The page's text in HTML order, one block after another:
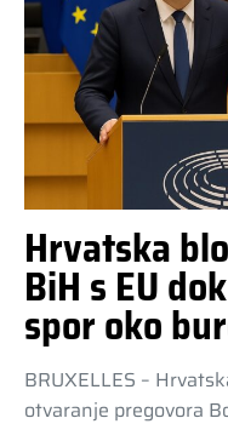
Hrvatska
BiH s EU
spor oko
BRUXELLES –
otvaranje pregovora